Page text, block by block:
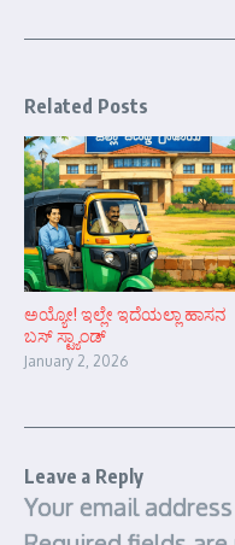
Related Posts
ಅಯ್ಯೋ! ಇಲ್ಲೇ ಇದೆಯಲ್ಲಾ ಹಾಸನ
ಬಸ್ ಸ್ಟ್ಯಾಂಡ್
January 2, 2026
Leave a Reply
Your email